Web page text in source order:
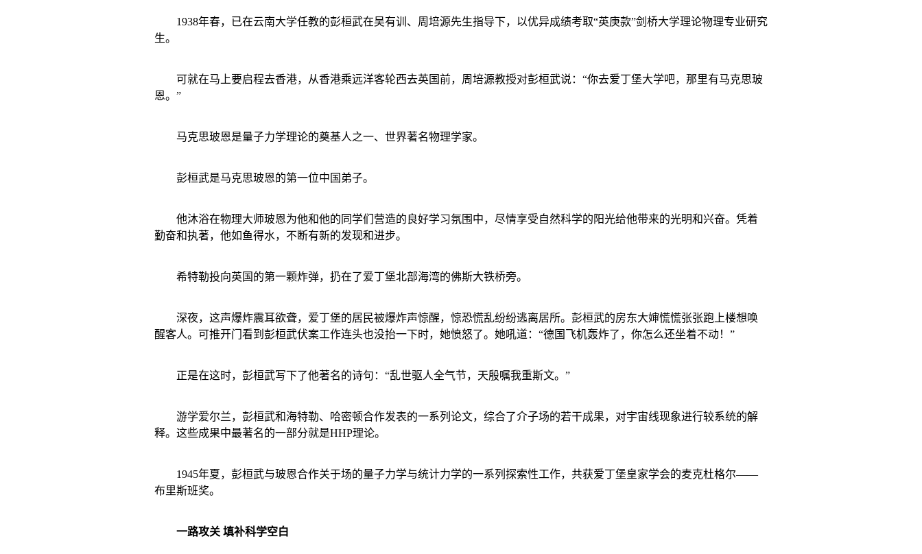
1938年春，已在云南大学任教的彭桓武在吴有训、周培源先生指导下，以优异成绩考取“英庚款”剑桥大学理论物理专业研究
生。
可就在马上要启程去香港，从香港乘远洋客轮西去英国前，周培源教授对彭桓武说：“你去爱丁堡大学吧，那里有马克思玻
恩。”
马克思玻恩是量子力学理论的奠基人之一、世界著名物理学家。
彭桓武是马克思玻恩的第一位中国弟子。
他沐浴在物理大师玻恩为他和他的同学们营造的良好学习氛围中，尽情享受自然科学的阳光给他带来的光明和兴奋。凭着
勤奋和执著，他如鱼得水，不断有新的发现和进步。
希特勒投向英国的第一颗炸弹，扔在了爱丁堡北部海湾的佛斯大铁桥旁。
深夜，这声爆炸震耳欲聋，爱丁堡的居民被爆炸声惊醒，惊恐慌乱纷纷逃离居所。彭桓武的房东大婶慌慌张张跑上楼想唤
醒客人。可推开门看到彭桓武伏案工作连头也没抬一下时，她愤怒了。她吼道：“德国飞机轰炸了，你怎么还坐着不动！”
正是在这时，彭桓武写下了他著名的诗句：“乱世驱人全气节，天殷嘱我重斯文。”
游学爱尔兰，彭桓武和海特勒、哈密顿合作发表的一系列论文，综合了介子场的若干成果，对宇宙线现象进行较系统的解
释。这些成果中最著名的一部分就是HHP理论。
1945年夏，彭桓武与玻恩合作关于场的量子力学与统计力学的一系列探索性工作，共获爱丁堡皇家学会的麦克杜格尔——
布里斯班奖。
一路攻关 填补科学空白